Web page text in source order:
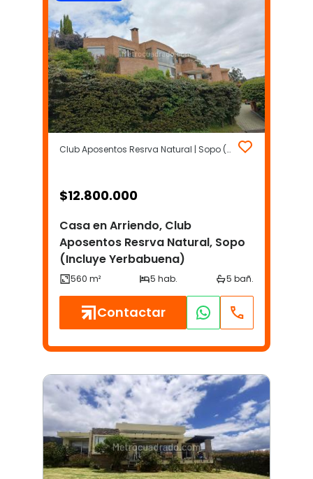
Club Aposentos Resrva Natural | Sopo (Incluye Yerbabuena)
$12.800.000
Casa en Arriendo, Club
Aposentos Resrva Natural, Sopo
(Incluye Yerbabuena)
Contactar